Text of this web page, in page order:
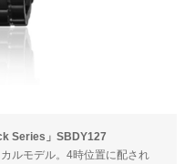
Series」SBDY127
ルモデル。4時位置に配され